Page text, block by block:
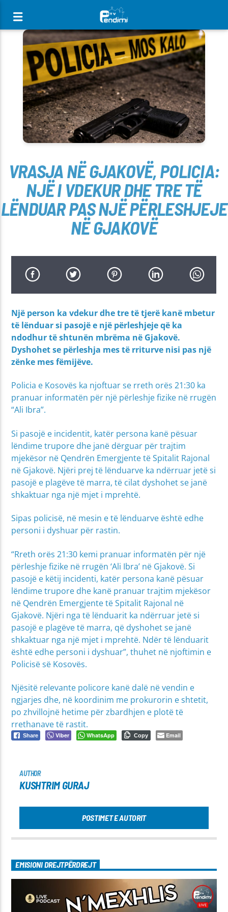
[There are no radio stations in the database]
VRASJA NË GJAKOVË, POLICIA:
NJË I VDEKUR DHE TRE TË
LËNDUAR PAS NJË PËRLESHJEJE
NË GJAKOVË
Një person ka vdekur dhe tre të tjerë kanë mbetur
të lënduar si pasojë e një përleshjeje që ka
ndodhur të shtunën mbrëma në Gjakovë.
Dyshohet se përleshja mes të rriturve nisi pas një
zënke mes fëmijëve.
Policia e Kosovës ka njoftuar se rreth orës 21:30 ka
pranuar informatën për një përleshje fizike në rrugën
“Ali Ibra”.
Si pasojë e incidentit, katër persona kanë pësuar
lëndime trupore dhe janë dërguar për trajtim
mjekësor në Qendrën Emergjente të Spitalit Rajonal
në Gjakovë. Njëri prej të lënduarve ka ndërruar jetë si
pasojë e plagëve të marra, të cilat dyshohet se janë
shkaktuar nga një mjet i mprehtë.
Sipas policisë, në mesin e të lënduarve është edhe
personi i dyshuar për rastin.
“Rreth orës 21:30 kemi pranuar informatën për një
përleshje fizike në rrugën ‘Ali Ibra’ në Gjakovë. Si
pasojë e këtij incidenti, katër persona kanë pësuar
lëndime trupore dhe kanë pranuar trajtim mjekësor
në Qendrën Emergjente të Spitalit Rajonal në
Gjakovë. Njëri nga të lënduarit ka ndërruar jetë si
pasojë e plagëve të marra, që dyshohet se janë
shkaktuar nga një mjet i mprehtë. Ndër të lënduarit
është edhe personi i dyshuar”, thuhet në njoftimin e
Policisë së Kosovës.
Njësitë relevante policore kanë dalë në vendin e
ngjarjes dhe, në koordinim me prokurorin e shtetit,
po zhvillojnë hetime për zbardhjen e plotë të
rrethanave të rastit.
Share Viber WhatsApp Copy Email
AUTHOR
KUSHTRIM GURAJ
POSTIMET E AUTORIT
EMISIONI DREJTPËRDREJT